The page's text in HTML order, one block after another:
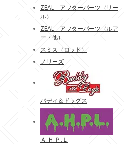
ZEAL アフターパーツ（リー
ル）
ZEAL アフターパーツ（ルア
ー・他）
スミス（ロッド）
ノリーズ
バディ＆ドッグス
Ａ.Ｈ.Ｐ.Ｌ